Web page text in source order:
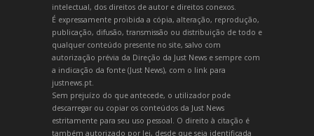
intelectual, dos direitos de autor e direitos conexos.
É expressamente proibida a cópia, alteração, reprodução,
publicação, difusão, transmissão ou distribuição de todo e
qualquer conteúdo presente no site, salvo com
autorização prévia da Direção da Just News e sempre com
a indicação da fonte (Just News), com o link para
justnews.pt.
Sem prejuízo do que antecede, o utilizador pode
descarregar ou copiar os conteúdos da Just News
estritamente para seu uso pessoal. O direito à citação é
também autorizado por lei, desde que seja identificada